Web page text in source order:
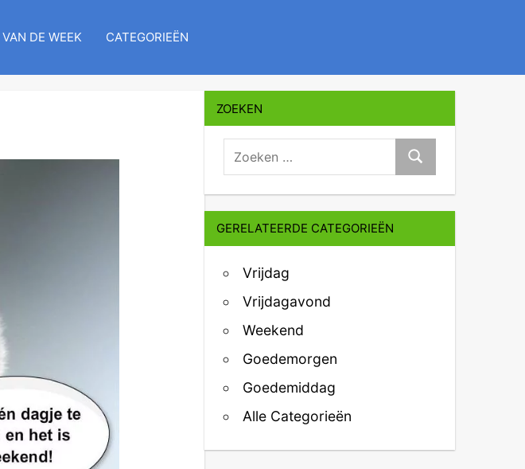
DE WEEK CATEGORIEËN
ZOEKEN
zoeken:
Zoeken
GERELATEERDE CATEGORIEËN
Vrijdag
Vrijdagavond
Weekend
Goedemorgen
Goedemiddag
Alle Categorieën